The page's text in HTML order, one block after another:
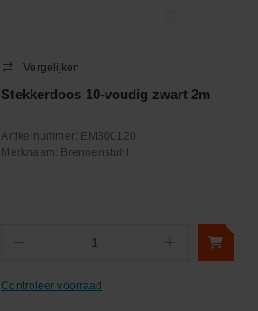
Vergelijken
Stekkerdoos 10-voudig zwart 2m
Artikelnummer: EM300120
Merknaam: Brennenstuhl
− +
Controleer voorraad